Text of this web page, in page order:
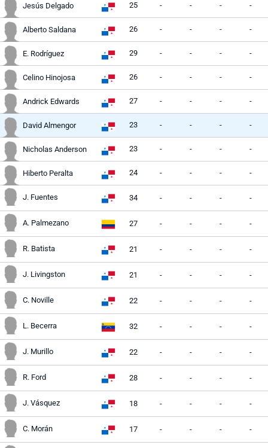
Jesús Delgado 25 - - - -
Alberto Saldana 26 - - - -
E. Rodríguez 29 - - - -
Celino Hinojosa 26 - - - -
Andrick Edwards 27 - - - -
David Almengor 23 - - - -
Nicholas Anderson 23 - - - -
Hiberto Peralta 24 - - - -
J. Fuentes 34 - - - -
A. Palmezano 27 - - - -
R. Batista 21 - - - -
J. Livingston 21 - - - -
C. Noville 22 - - - -
L. Becerra 32 - - - -
J. Murillo 22 - - - -
R. Ford 28 - - - -
J. Vásquez 18 - - - -
C. Morán 17 - - - -